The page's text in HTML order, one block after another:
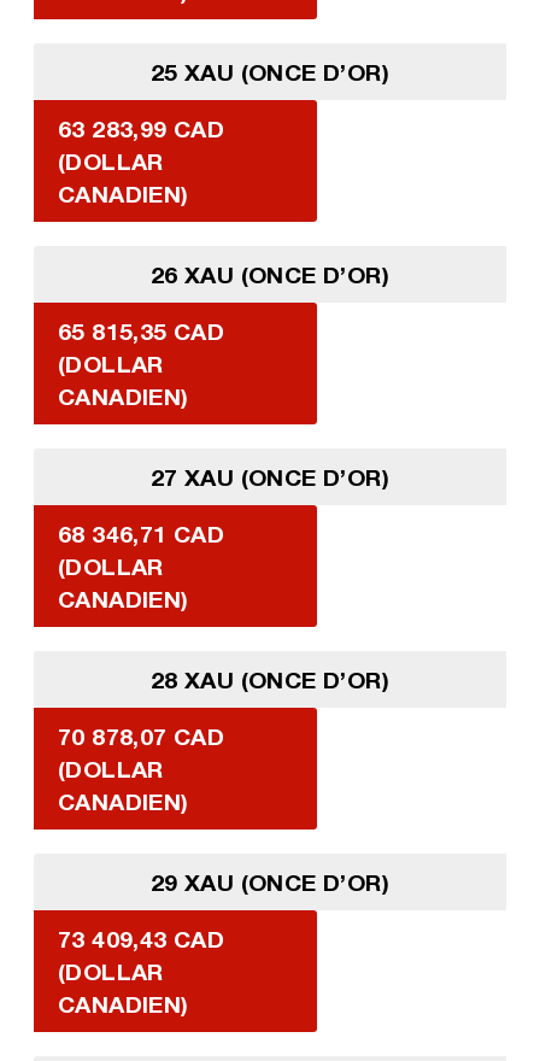
25 XAU (ONCE D’OR)
63 283,99 CAD
(DOLLAR
CANADIEN)
26 XAU (ONCE D’OR)
65 815,35 CAD
(DOLLAR
CANADIEN)
27 XAU (ONCE D’OR)
68 346,71 CAD
(DOLLAR
CANADIEN)
28 XAU (ONCE D’OR)
70 878,07 CAD
(DOLLAR
CANADIEN)
29 XAU (ONCE D’OR)
73 409,43 CAD
(DOLLAR
CANADIEN)